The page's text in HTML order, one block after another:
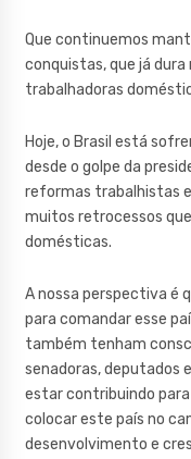
Que continuemos
conquistas, que já dura
trabalhadoras
Hoje, o Brasil está
desde o golpe da
reformas trabalhistas
muitos retrocessos
domésticas.
A nossa perspectiva é
para comandar esse
também tenham
senadoras, deputados
estar contribuindo
colocar este país no
desenvolvimento e